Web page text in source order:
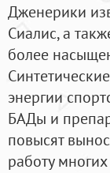
Дженерики
Сиалис, а
более
энергии
БАДы и
повысят
работу